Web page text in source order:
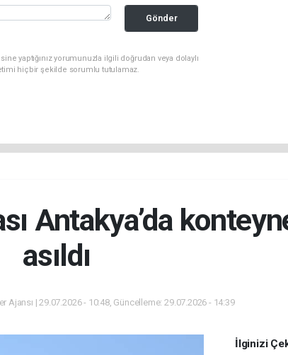
Gönder
yaptığınız yorumunuzla ilgili doğrudan veya dolaylı
hiçbir şekilde sorumlu tutulamaz.
Antakya’da
asıldı
Ajansı | 29.07.2026 - 10:48, Güncelleme: 29.07.2026 - 14:39
İlginizi